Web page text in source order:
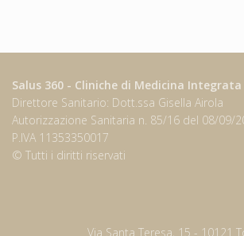
Salus 360 - Cliniche di Medicina Integrata
Direttore Sanitario: Dott.ssa Gisella Airola
Autorizzazione Sanitaria n. 85/16 del 08/09/
P.IVA 11353350017
© Tutti i diritti riservati
Via Santa Teresa, 15 - 10121